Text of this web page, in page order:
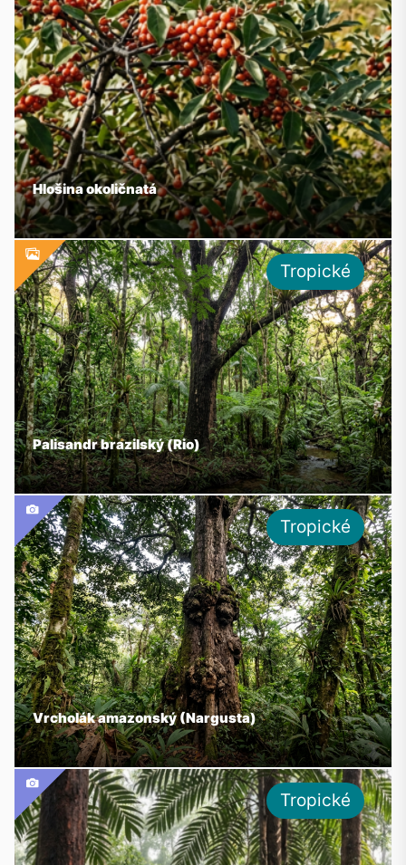
Hlošina okoličnatá
Tropické
Palisandr brazilský (Rio)
Tropické
Vrcholák amazonský (Nargusta)
Tropické